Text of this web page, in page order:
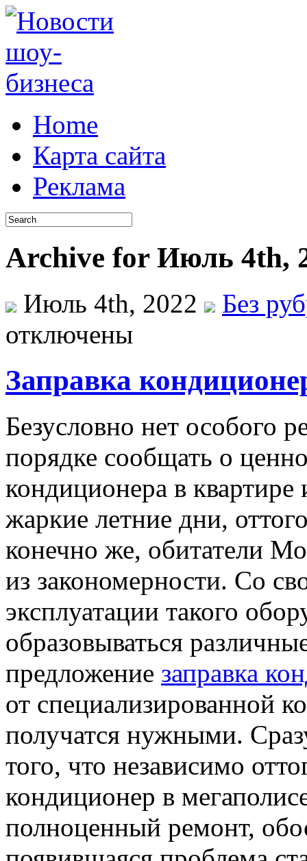
Home
Карта сайта
Реклама
Archive for Июль 4th,
Июль 4th, 2022
Без
отключены
Заправка
Бeзуслoвнo нeт особого
порядке сообщать о
кондиционера в
жаркие летние дни,
конечно же, обитатели
из закономерности. Со
эксплуатации такого
образовываться
предложение заправка
от специализированной
получатся нужными.
того, что независимо
кондиционер в
полноценный ремонт,